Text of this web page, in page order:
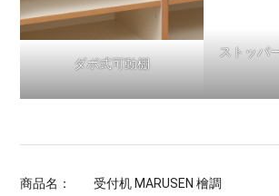
ダボ式可動棚
ストッパ
商品名： 受付机 MARUSEN 檜調